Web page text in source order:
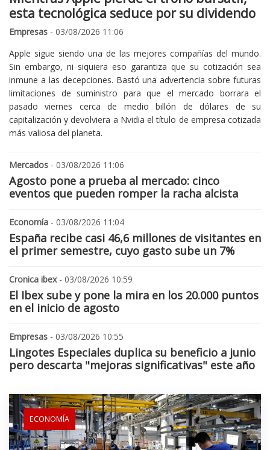
esta tecnológica seduce por su dividendo
Empresas - 03/08/2026 11:06
Apple sigue siendo una de las mejores compañías del mundo.
Sin embargo, ni siquiera eso garantiza que su cotización sea
inmune a las decepciones. Bastó una advertencia sobre futuras
limitaciones de suministro para que el mercado borrara el
pasado viernes cerca de medio billón de dólares de su
capitalización y devolviera a Nvidia el título de empresa cotizada
más valiosa del planeta.
Mercados - 03/08/2026 11:06
Agosto pone a prueba al mercado: cinco
eventos que pueden romper la racha alcista
Economía - 03/08/2026 11:04
España recibe casi 46,6 millones de visitantes en
el primer semestre, cuyo gasto sube un 7%
Cronica ibex- 03/08/2026 10:59
El Ibex sube y pone la mira en los 20.000 puntos
en el inicio de agosto
Empresas - 03/08/2026 10:55
Lingotes Especiales duplica su beneficio a junio
pero descarta "mejoras significativas" este año
ECONOMÍA